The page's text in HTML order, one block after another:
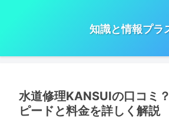
知識と情報プラ
水道修理KANSUIの口コミ
ピードと料金を詳しく解説